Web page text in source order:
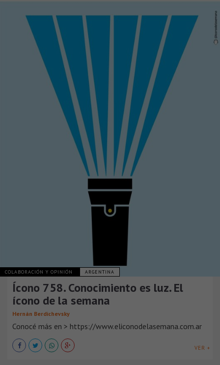
COLABORACIÓN Y OPINIÓN ARGENTINA
Ícono 758. Conocimiento es luz. El
ícono de la semana
Hernán Berdichevsky
Conocé más en > https://www.eliconodelasemana.com.ar
VER +